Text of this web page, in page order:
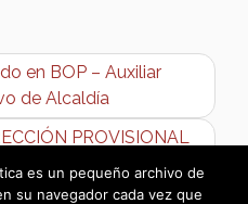
en BOP – Auxiliar
de Alcaldía
PROVISIONAL
LIMPIEZA →
es un pequeño archivo de
su navegador cada vez que